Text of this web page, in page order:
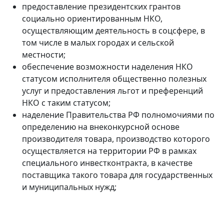
предоставление президентских грантов
социально ориентированным НКО,
осуществляющим деятельность в соцсфере, в
том числе в малых городах и сельской
местности;
обеспечение возможности наделения НКО
статусом исполнителя общественно полезных
услуг и предоставления льгот и преференций
НКО с таким статусом;
наделение Правительства РФ полномочиями по
определению на внеконкурсной основе
производителя товара, производство которого
осуществляется на территории РФ в рамках
специального инвестконтракта, в качестве
поставщика такого товара для государственных
и муниципальных нужд;